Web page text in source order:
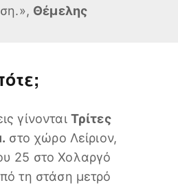
Θέμελης
γίνονται Τρίτες
στο χώρο Λείριον,
25 στο Χολαργό
τη στάση μετρό